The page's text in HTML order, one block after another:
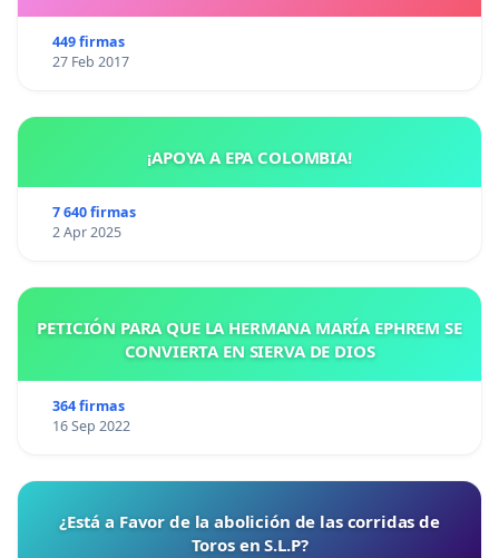
449 firmas
27 Feb 2017
¡APOYA A EPA COLOMBIA!
7 640 firmas
2 Apr 2025
PETICIÓN PARA QUE LA HERMANA MARÍA EPHREM SE
CONVIERTA EN SIERVA DE DIOS
364 firmas
16 Sep 2022
¿Está a Favor de la abolición de las corridas de
Toros en S.L.P?